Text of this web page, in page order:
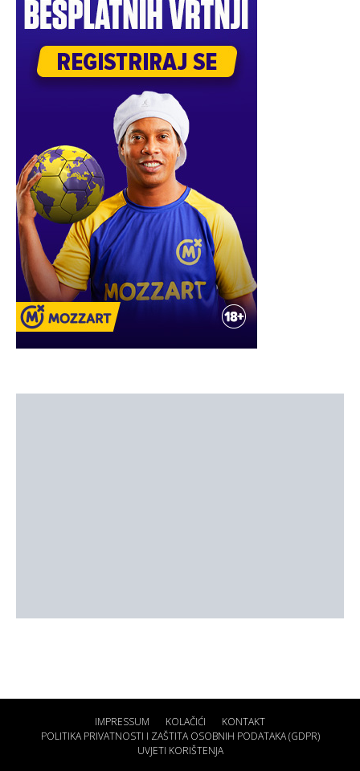
IMPRESSUM KOLAČIĆI
KONTAKT
POLITIKA PRIVATNOSTI I ZAŠTITA OSOBNIH PODATAKA (GDPR)
UVJETI KORIŠTENJA